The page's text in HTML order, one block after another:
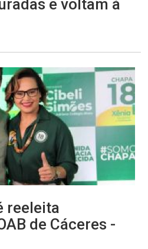
e voltam à
reeleita
de Cáceres -